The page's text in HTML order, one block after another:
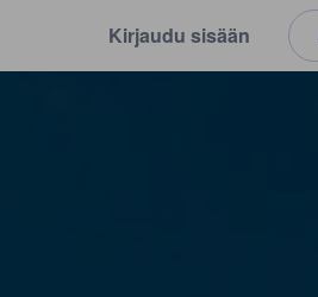
Kirjaudu sisään